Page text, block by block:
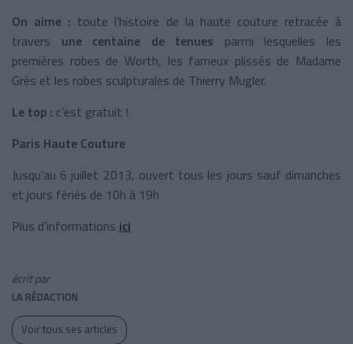
On aime : toute l’histoire de la haute couture retracée à
travers une centaine de tenues parmi lesquelles les
premières robes de Worth, les fameux plissés de Madame
Grès et les robes sculpturales de Thierry Mugler.
Le top : c’est gratuit !
Paris Haute Couture
Jusqu’au 6 juillet 2013, ouvert tous les jours sauf dimanches
et jours fériés de 10h à 19h
Plus d’informations ici
écrit par
LA RÉDACTION
Voir tous ses articles